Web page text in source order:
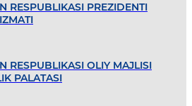
RESPUBLIKASI PREZIDENTI
RESPUBLIKASI OLIY MAJLISI
PALATASI